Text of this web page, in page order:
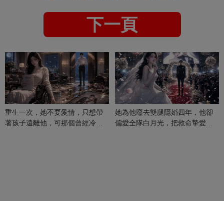
下一頁
重生一次，她不要愛情，只想帶
著孩子遠離他，可那個曾經冷漠
她為他廢去雙腿隱婚四年，他卻
偏愛全隊白月光，把救命摯愛當